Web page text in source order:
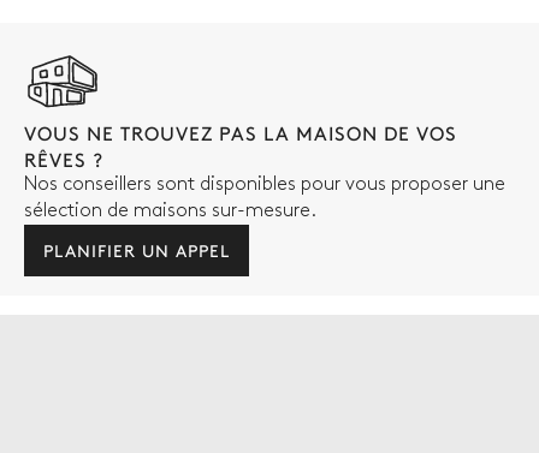
VOUS NE TROUVEZ PAS LA MAISON DE VOS
RÊVES ?
Nos conseillers sont disponibles pour vous proposer une
sélection de maisons sur-mesure.
PLANIFIER UN APPEL